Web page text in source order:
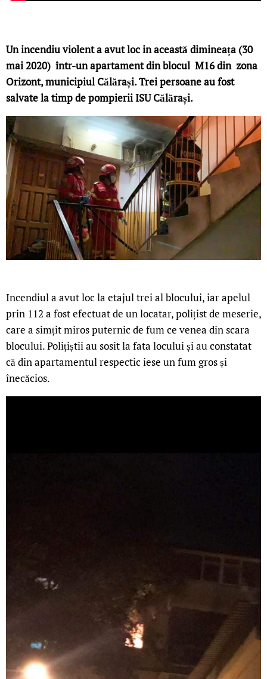
Un incendiu violent a avut loc in această dimineața (30
mai 2020) într-un apartament din blocul M16 din zona
Orizont, municipiul Călărași. Trei persoane au fost
salvate la timp de pompierii ISU Călărași.
Incendiul a avut loc la etajul trei al blocului, iar apelul
prin 112 a fost efectuat de un locatar, polițist de meserie,
care a simțit miros puternic de fum ce venea din scara
blocului. Polițiștii au sosit la fata locului și au constatat
că din apartamentul respectic iese un fum gros și
înecăcios.